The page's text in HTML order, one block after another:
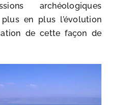
archéologiques
en plus l’évolution
de cette façon de